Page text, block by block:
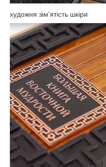
художня зім'ятість шкіри